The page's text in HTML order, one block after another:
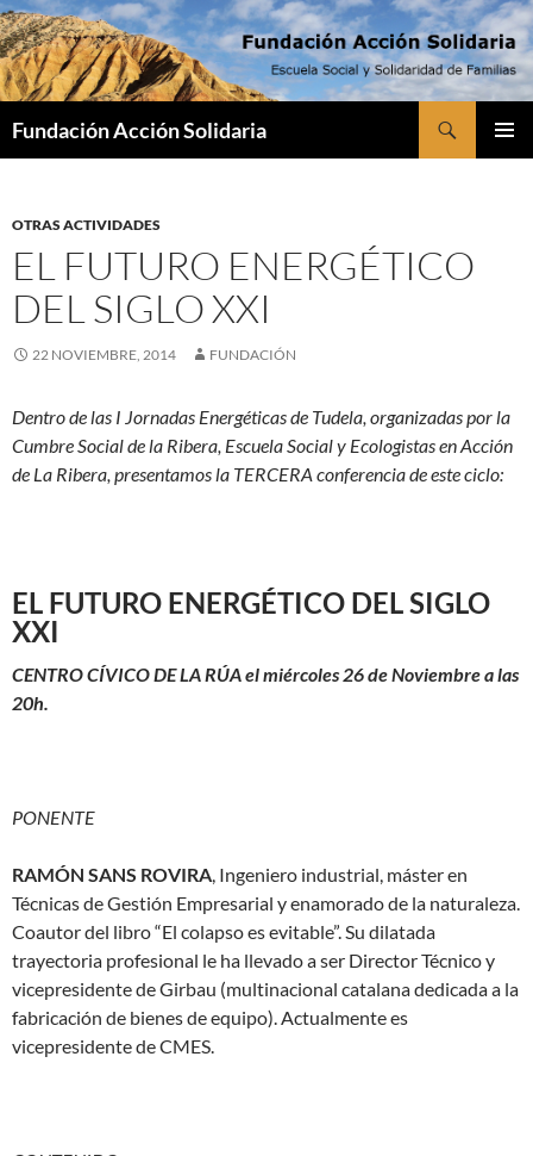
Saltar
al
contenido
Fundación Acción Solidaria
OTRAS ACTIVIDADES
EL FUTURO ENERGÉTICO
DEL SIGLO XXI
22 NOVIEMBRE, 2014 FUNDACIÓN
Dentro de las I Jornadas Energéticas de Tudela, organizadas por la
Cumbre Social de la Ribera, Escuela Social y Ecologistas en Acción
de La Ribera, presentamos la TERCERA conferencia de este ciclo:
EL FUTURO ENERGÉTICO DEL SIGLO
XXI
CENTRO CÍVICODE LA RÚA el miércoles 26 de Noviembre a las
20h.
PONENTE
RAMÓN SANS ROVIRA, Ingeniero industrial, máster en
Técnicas de Gestión Empresarial y enamorado de la naturaleza.
Coautor del libro “El colapso es evitable”. Su dilatada
trayectoria profesional le ha llevado a ser Director Técnico y
vicepresidente de Girbau (multinacional catalana dedicada a la
fabricación de bienes de equipo). Actualmente es
vicepresidente de CMES.